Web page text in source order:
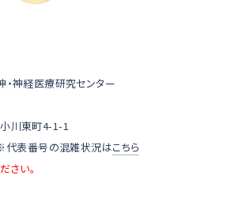
神経医療研究センター
川東町4-1-1
代表番号の混雑状況はこちら
さい。